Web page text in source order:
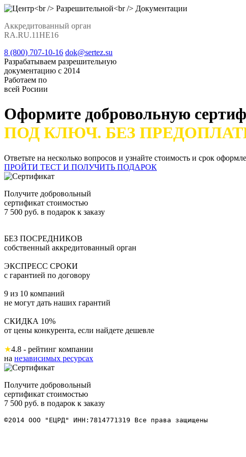
Аккредитованный орган
RA.RU.11НЕ16
8 (800) 707-10-16 dok@sertez.su
Разрабатываем разрешительную
документацию с 2014
Работаем по
всей Росиии
Оформите добровольную
ПОД КЛЮЧ. БЕЗ
Ответьте на несколько вопросов и узнайте стоимость и срок
ПРОЙТИ ТЕСТ И ПОЛУЧИТЬ ПОДАРОК
Получите добровольный
сертификат стоимостью
7 500 руб. в подарок к заказу
БЕЗ ПОСРЕДНИКОВ
собственный аккредитованный орган
ЭКСПРЕСС СРОКИ
с гарантией по договору
9 из 10 компаний
не могут дать наших гарантий
СКИДКА 10%
от цены конкурента, если найдете дешевле
★4.8 - рейтинг компании
на независимых ресурсах
Получите добровольный
сертификат стоимостью
7 500 руб. в подарок к заказу
©2014 ООО "ЕЦРД" ИНН:7814771319 Все права защищены